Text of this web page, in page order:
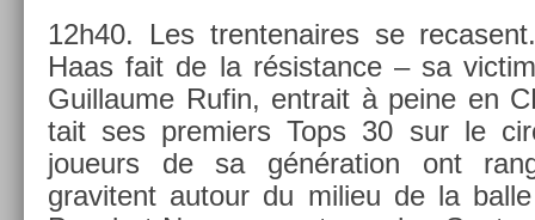
12h40. Les tren­tenaires se
Haas fait de la résis­tance – sa
Guil­laume Rufin, en­trait à peine en
tait ses pre­mi­ers Tops 30 sur le
joueurs de sa généra­tion ont
gravitent auto­ur du milieu de la